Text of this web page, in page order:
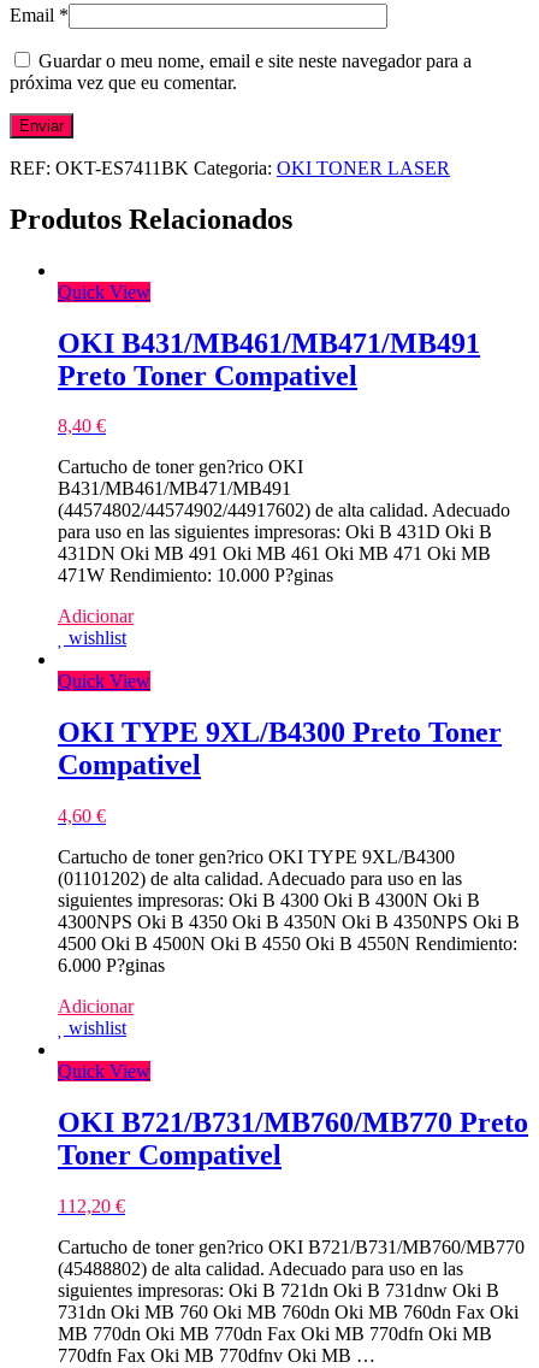
Email *
Guardar o meu nome, email e site neste navegador para a
próxima vez que eu comentar.
REF: OKT-ES7411BK Categoria: OKI TONER LASER
Produtos Relacionados
Quick View
OKI B431/MB461/MB471/MB491
Preto Toner Compativel
8,40 €
Cartucho de toner gen?rico OKI
B431/MB461/MB471/MB491
(44574802/44574902/44917602) de alta calidad. Adecuado
para uso en las siguientes impresoras: Oki B 431D Oki B
431DN Oki MB 491 Oki MB 461 Oki MB 471 Oki MB
471W Rendimiento: 10.000 P?ginas
Adicionar
wishlist
Quick View
OKI TYPE 9XL/B4300 Preto Toner
Compativel
4,60 €
Cartucho de toner gen?rico OKI TYPE 9XL/B4300
(01101202) de alta calidad. Adecuado para uso en las
siguientes impresoras: Oki B 4300 Oki B 4300N Oki B
4300NPS Oki B 4350 Oki B 4350N Oki B 4350NPS Oki B
4500 Oki B 4500N Oki B 4550 Oki B 4550N Rendimiento:
6.000 P?ginas
Adicionar
wishlist
Quick View
OKI B721/B731/MB760/MB770 Preto
Toner Compativel
112,20 €
Cartucho de toner gen?rico OKI B721/B731/MB760/MB770
(45488802) de alta calidad. Adecuado para uso en las
siguientes impresoras: Oki B 721dn Oki B 731dnw Oki B
731dn Oki MB 760 Oki MB 760dn Oki MB 760dn Fax Oki
MB 770dn Oki MB 770dn Fax Oki MB 770dfn Oki MB
770dfn Fax Oki MB 770dfnv Oki MB …